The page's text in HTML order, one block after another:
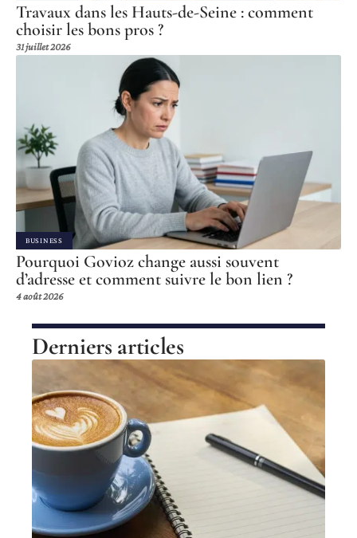
Travaux dans les Hauts-de-Seine : comment
choisir les bons pros ?
31 juillet 2026
BUSINESS
Pourquoi Govioz change aussi souvent
d’adresse et comment suivre le bon lien ?
4 août 2026
Derniers articles